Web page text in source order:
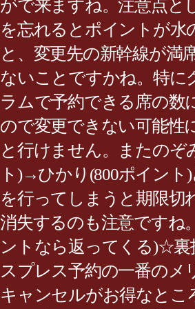
がで来ますね。注意点と
を忘れるとポイントが水
と、変更先の新幹線が満
ないことですかね。特に
ラムで予約できる席の数
ので変更できない可能性
と行けません。またのぞ
ト)→ひかり(800ポイント
を行ってしまうと期限切
消失するのも注意ですね
ントなら返ってくる)☆裏
スプレス予約の一番のメ
キャンセルがお得なとこ